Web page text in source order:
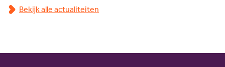
Bekijk alle actualiteiten